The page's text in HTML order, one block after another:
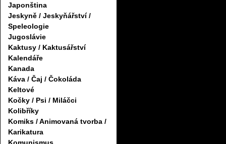
Japonština
Jeskyně / Jeskyňářství /
Speleologie
Jugoslávie
Kaktusy / Kaktusářství
Kalendáře
Kanada
Káva / Čaj / Čokoláda
Keltové
Kočky / Psi / Miláčci
Kolibříky
Komiks / Animovaná tvorba /
Karikatura